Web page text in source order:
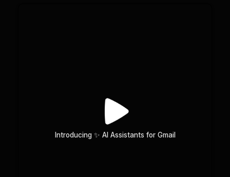
Introducing ✨ AI Assistants for Gmail